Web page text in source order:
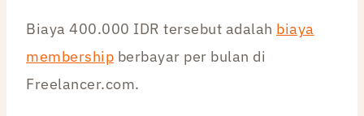
Biaya 400.000 IDR tersebut adalah biaya
membership berbayar per bulan di
Freelancer.com.